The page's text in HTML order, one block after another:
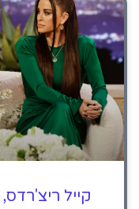
קייל